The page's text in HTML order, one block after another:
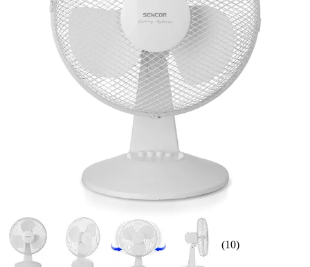
(10)